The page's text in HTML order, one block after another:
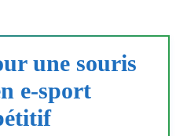
une souris
e-sport